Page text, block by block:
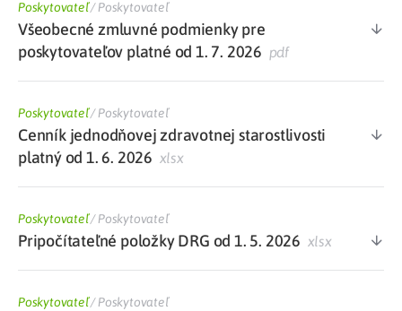
Poskytovateľ/Poskytovateľ
Všeobecné zmluvné podmienky pre
poskytovateľov platné od 1. 7. 2026 pdf
Poskytovateľ/Poskytovateľ
Cenník jednodňovej zdravotnej starostlivosti
platný od 1. 6. 2026 xlsx
Poskytovateľ/Poskytovateľ
Pripočítateľné položky DRG od 1. 5. 2026 xlsx
Poskytovateľ/Poskytovateľ